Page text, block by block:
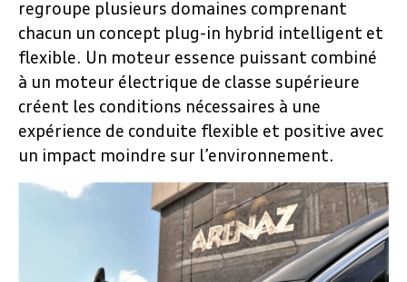
regroupe plusieurs domaines comprenant
chacun un concept plug-in hybrid intelligent et
flexible. Un moteur essence puissant combiné
à un moteur électrique de classe supérieure
créent les conditions nécessaires à une
expérience de conduite flexible et positive avec
un impact moindre sur l’environnement.